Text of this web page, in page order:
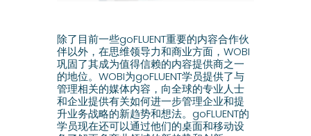
除了目前一些goFLUENT重要的内容合作伙
伴以外，在思维领导力和商业方面，WOBI
巩固了其成为值得信赖的内容提供商之一
的地位。WOBI为goFLUENT学员提供了与
管理相关的媒体内容，向全球的专业人士
和企业提供有关如何进一步管理企业和提
升业务战略的新趋势和想法。goFLUENT的
学员现在还可以通过他们的桌面和移动设